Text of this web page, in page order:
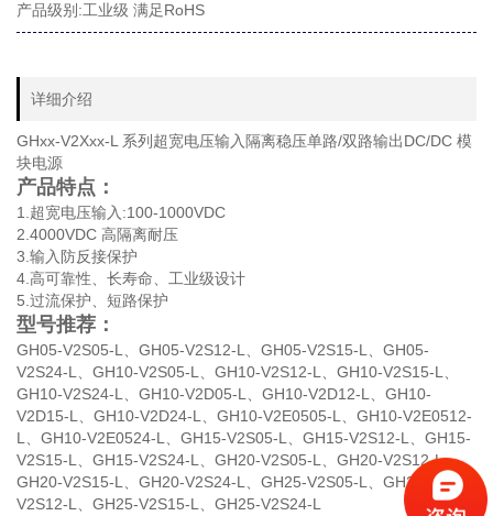
产品级别:工业级 满足RoHS
详细介绍
GHxx-V2Xxx-L 系列超宽电压输入隔离稳压单路/双路输出DC/DC 模
块电源
产品特点：
1.超宽电压输入:100-1000VDC
2.4000VDC 高隔离耐压
3.输入防反接保护
4.高可靠性、长寿命、工业级设计
5.过流保护、短路保护
型号推荐：
GH05-V2S05-L、GH05-V2S12-L、GH05-V2S15-L、GH05-
V2S24-L、GH10-V2S05-L、GH10-V2S12-L、GH10-V2S15-L、
GH10-V2S24-L、GH10-V2D05-L、GH10-V2D12-L、GH10-
V2D15-L、GH10-V2D24-L、GH10-V2E0505-L、GH10-V2E0512-
L、GH10-V2E0524-L、GH15-V2S05-L、GH15-V2S12-L、GH15-
V2S15-L、GH15-V2S24-L、GH20-V2S05-L、GH20-V2S12-L、
GH20-V2S15-L、GH20-V2S24-L、GH25-V2S05-L、GH25-
V2S12-L、GH25-V2S15-L、GH25-V2S24-L